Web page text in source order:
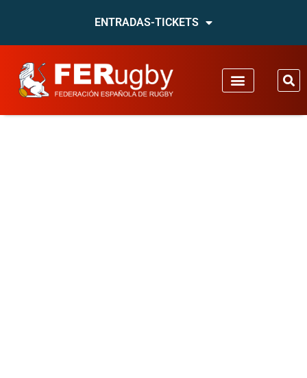
ENTRADAS-TICKETS